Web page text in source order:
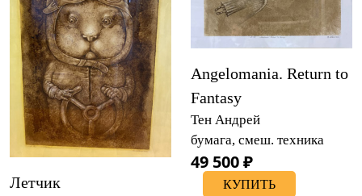
Летчик
Angelomania. Return to
Fantasy
Тен Андрей
бумага, смеш. техника
49 500 ₽
КУПИТЬ